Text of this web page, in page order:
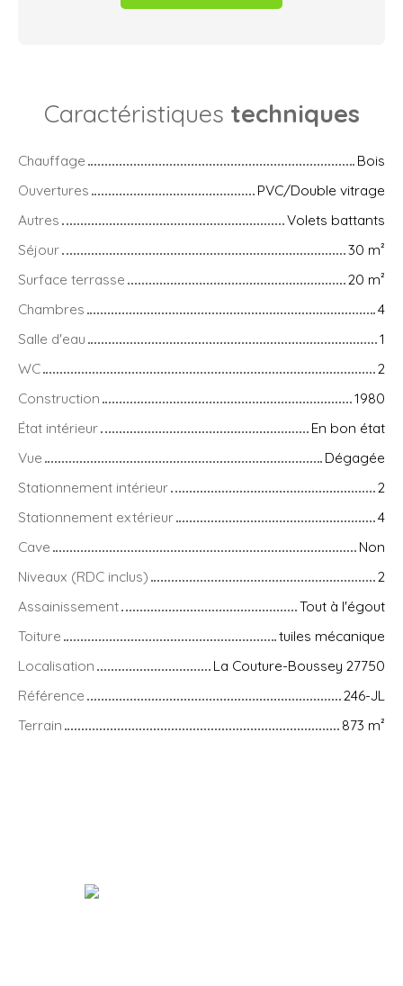
Caractéristiques techniques
Chauffage
Bois
Ouvertures
PVC/Double vitrage
Autres
Volets battants
Séjour
30 m²
Surface terrasse
20 m²
Chambres
4
Salle d'eau
1
WC
2
Construction
1980
État intérieur
En bon état
Vue
Dégagée
Stationnement intérieur
2
Stationnement extérieur
4
Cave
Non
Niveaux (RDC inclus)
2
Assainissement
Tout à l'égout
Toiture
tuiles mécanique
Localisation
La Couture-Boussey 27750
Référence
246-JL
Terrain
873 m²